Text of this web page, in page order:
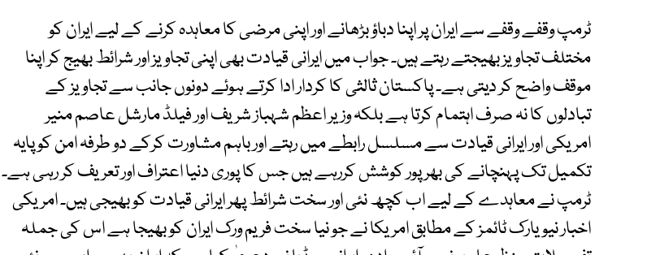
ٹرمپ وقفے وقفے سے ایران پر اپنا دباؤ بڑھانے اور اپنی مرضی کا معاہدہ کرنے کے لیے ایران کو
مختلف تجاویز بھیجتے رہتے ہیں۔ جواب میں ایرانی قیادت بھی اپنی تجاویز اور شرائط بھیج کر اپنا
موقف واضح کر دیتی ہے۔ پاکستان ثالثی کا کردار ادا کرتے ہوئے دونوں جانب سے تجاویز کے
تبادلوں کا نہ صرف اہتمام کرتا ہے بلکہ وزیر اعظم شہباز شریف اور فیلڈ مارشل عاصم منیر
امریکی اور ایرانی قیادت سے مسلسل رابطے میں رہتے اور باہم مشاورت کرکے دو طرفہ امن کو پایہ
تکمیل تک پہنچانے کی بھرپور کوشش کررہے ہیں جس کا پوری دنیا اعتراف اور تعریف کر رہی ہے۔
ٹرمپ نے معاہدے کے لیے اب کچھ نئی اور سخت شرائط پھر ایرانی قیادت کو بھیجی ہیں۔ امریکی
اخبار نیویارک ٹائمز کے مطابق امریکا نے جو نیا سخت فریم ورک ایران کو بھیجا ہے اس کی جملہ